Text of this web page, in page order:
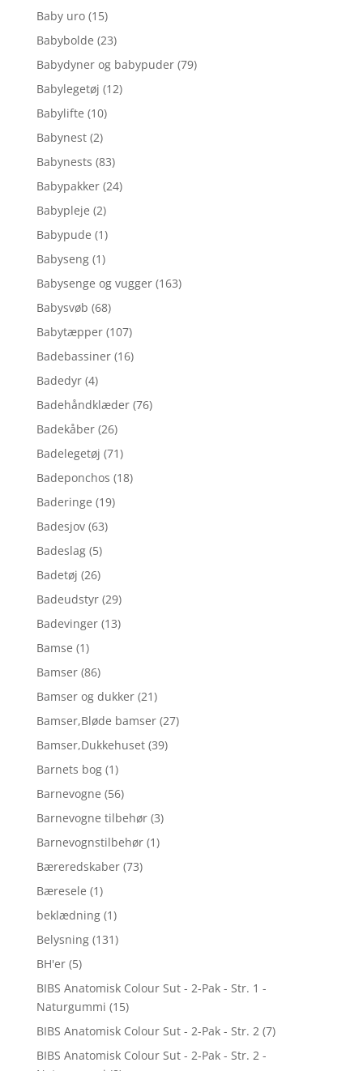
Baby uro (15)
Babybolde (23)
Babydyner og babypuder (79)
Babylegetøj (12)
Babylifte (10)
Babynest (2)
Babynests (83)
Babypakker (24)
Babypleje (2)
Babypude (1)
Babyseng (1)
Babysenge og vugger (163)
Babysvøb (68)
Babytæpper (107)
Badebassiner (16)
Badedyr (4)
Badehåndklæder (76)
Badekåber (26)
Badelegetøj (71)
Badeponchos (18)
Baderinge (19)
Badesjov (63)
Badeslag (5)
Badetøj (26)
Badeudstyr (29)
Badevinger (13)
Bamse (1)
Bamser (86)
Bamser og dukker (21)
Bamser,Bløde bamser (27)
Bamser,Dukkehuset (39)
Barnets bog (1)
Barnevogne (56)
Barnevogne tilbehør (3)
Barnevognstilbehør (1)
Bæreredskaber (73)
Bæresele (1)
beklædning (1)
Belysning (131)
BH'er (5)
BIBS Anatomisk Colour Sut - 2-Pak - Str. 1 -
Naturgummi (15)
BIBS Anatomisk Colour Sut - 2-Pak - Str. 2 (7)
BIBS Anatomisk Colour Sut - 2-Pak - Str. 2 -